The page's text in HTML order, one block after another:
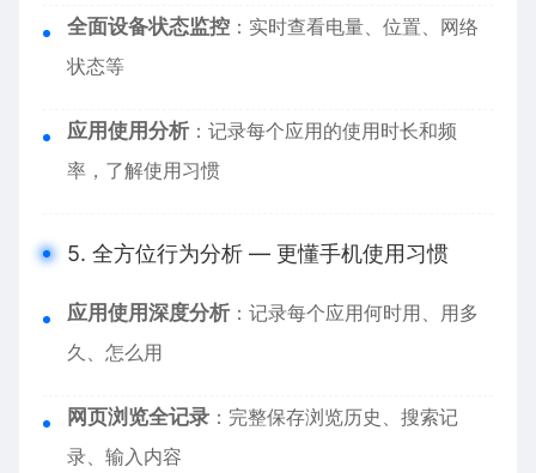
全面设备状态监控 ：实时查看电量、位置、网络
状态等
应用使用分析 ：记录每个应用的使用时长和频
率，了解使用习惯
5. 全方位行为分析 — 更懂手机使用习惯
应用使用深度分析 ：记录每个应用何时用、用多
久、怎么用
网页浏览全记录 ：完整保存浏览历史、搜索记
录、输入内容